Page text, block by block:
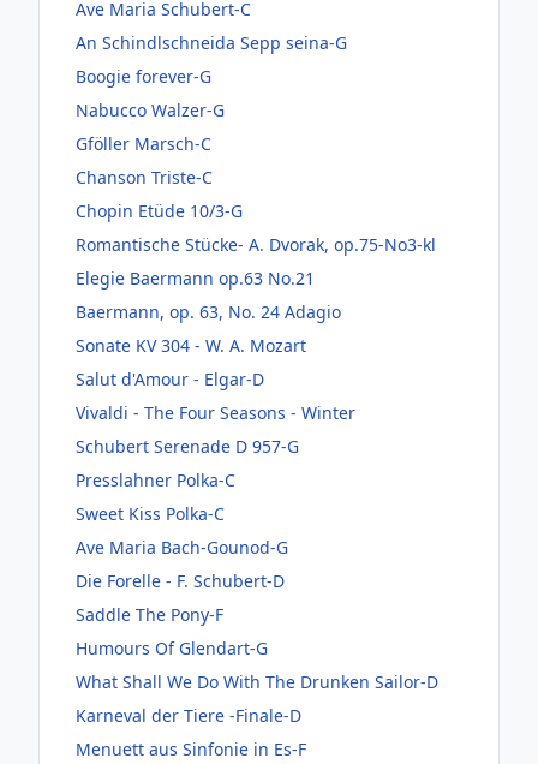
Ave Maria Schubert-C
An Schindlschneida Sepp seina-G
Boogie forever-G
Nabucco Walzer-G
Gföller Marsch-C
Chanson Triste-C
Chopin Etüde 10/3-G
Romantische Stücke- A. Dvorak, op.75-No3-kl
Elegie Baermann op.63 No.21
Baermann, op. 63, No. 24 Adagio
Sonate KV 304 - W. A. Mozart
Salut d'Amour - Elgar-D
Vivaldi - The Four Seasons - Winter
Schubert Serenade D 957-G
Presslahner Polka-C
Sweet Kiss Polka-C
Ave Maria Bach-Gounod-G
Die Forelle - F. Schubert-D
Saddle The Pony-F
Humours Of Glendart-G
What Shall We Do With The Drunken Sailor-D
Karneval der Tiere -Finale-D
Menuett aus Sinfonie in Es-F